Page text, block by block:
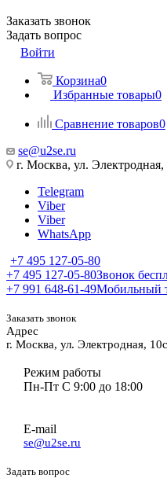
Заказать звонок
Задать вопрос
Войти
Корзина0
Избранные товары0
Сравнение товаров0
se@u2se.ru
г. Москва, ул. Электродная,
Telegram
Viber
Viber
WhatsApp
+7 495 127-05-80
+7 495 127-05-80Звонок
+7 991 648-61-49Мобильный
Заказать звонок
Адрес
г. Москва, ул. Электродная,
Режим работы
Пн-Пт С 9:00 до 18:00
E-mail
se@u2se.ru
Задать вопрос